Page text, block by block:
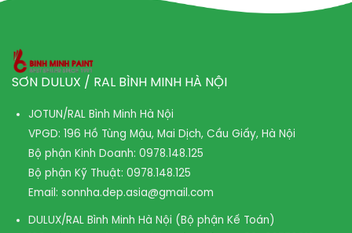
SƠN DULUX / RAL BÌNH MINH HÀ NỘI
JOTUN/RAL Bình Minh Hà Nội
VPGD: 196 Hồ Tùng Mậu, Mai Dịch, Cầu Giấy, Hà Nội
Bộ phận Kinh Doanh: 0978.148.125
Bộ phận Kỹ Thuật: 0978.148.125
Email: sonnha.dep.asia@gmail.com
DULUX/RAL Bình Minh Hà Nội (Bộ phận Kế Toán)